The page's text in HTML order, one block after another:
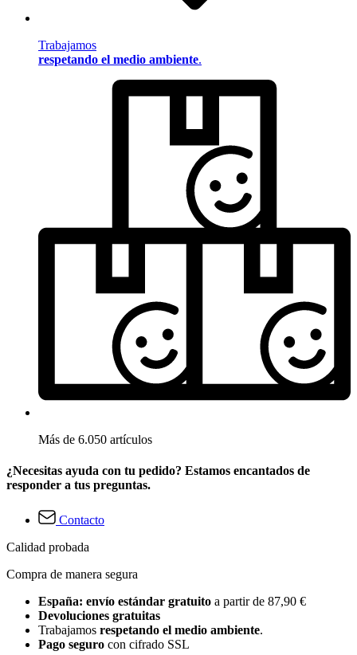
Trabajamos
respetando el medio ambiente.
Más de 6.050 artículos
¿Necesitas ayuda con tu pedido? Estamos encantados de
responder a tus preguntas.
Contacto
Calidad probada
Compra de manera segura
España: envío estándar gratuito a partir de 87,90 €
Devoluciones gratuitas
Trabajamos respetando el medio ambiente.
Pago seguro con cifrado SSL